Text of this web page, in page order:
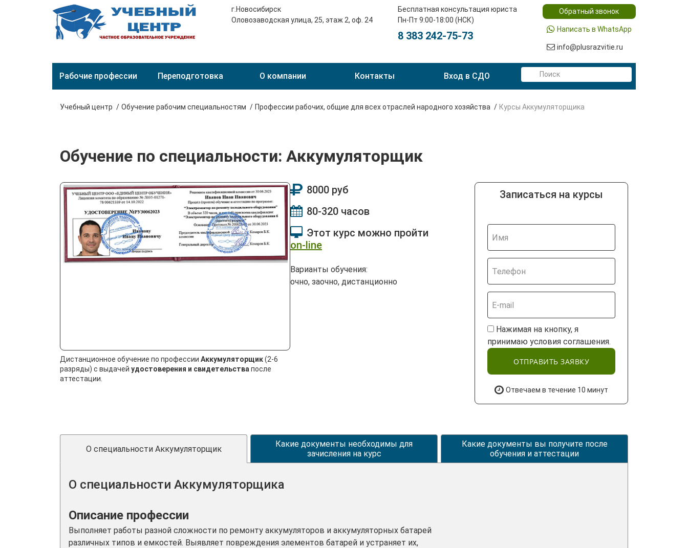
г.Новосибирск
Оловозаводская улица, 25, этаж 2, оф. 24
Бесплатная консультация юриста
Пн-Пт 9:00-18:00 (НСК)
8 383 242-75-73
Обратный звонок
Написать в WhatsApp
info@plusrazvitie.ru
Рабочие профессии Переподготовка О компании Контакты Вход в СДО
Учебный центр Обучение рабочим специальностям Профессии рабочих, общие для всех отраслей народного хозяйства Курсы Аккумуляторщика
Обучение по специальности: Аккумуляторщик
Дистанционное обучение по профессии Аккумуляторщик(2-6
разряды) с выдачей удостоверения и свидетельства после
аттестации.
8000 руб
80-320 часов
Этот курс можно пройти
on-line
Варианты обучения:
очно, заочно, дистанционно
Записаться на курсы
Нажимая на кнопку, я
принимаю условия соглашения.
ОТПРАВИТЬ ЗАЯВКУ
Отвечаем в течение 10 минут
О специальности Аккумуляторщик
Какие документы необходимы для
зачисления на курс
Какие документы вы получите после
обучения и аттестации
О специальности Аккумуляторщика
Описание профессии
Выполняет работы разной сложности по ремонту аккумуляторов и аккумуляторных батарей
различных типов и емкостей. Выявляет повреждения элементов батарей и устраняет их,